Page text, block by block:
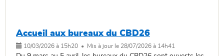
Accueil aux bureaux du CBD26
10/03/2026 à 15h20 • Mis à jour le 28/07/2026 à 14h41